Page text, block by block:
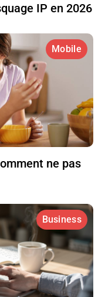
IP en 2026
Mobile
ne pas
Business